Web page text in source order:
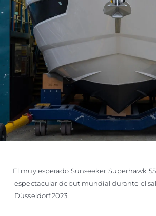
El muy esperado Sunseeker Superhawk
espectacular debut mundial durante el
Düsseldorf 2023.